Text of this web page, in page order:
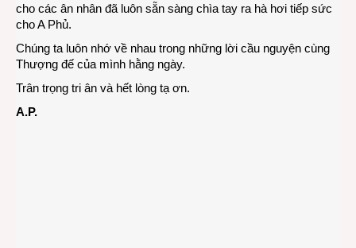
cho các ân nhân đã luôn sẵn sàng chìa tay ra hà hơi tiếp sức
cho A Phủ.
Chúng ta luôn nhớ về nhau trong những lời cầu nguyện cùng
Thượng đế của mình hằng ngày.
Trân trọng tri ân và hết lòng tạ ơn.
A.P.